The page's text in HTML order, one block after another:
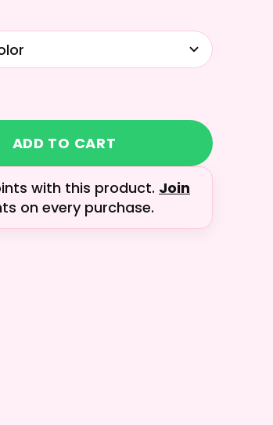
ADD TO CART
with this product. Join
on every purchase.